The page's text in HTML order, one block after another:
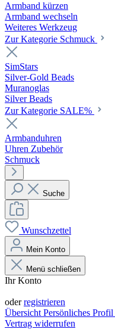
Armband kürzen
Armband wechseln
Weiteres Werkzeug
Zur Kategorie Schmuck
SimStars
Silver-Gold Beads
Muranoglas
Silver Beads
Zur Kategorie SALE%
Armbanduhren
Uhren Zubehör
Schmuck
Suche
Wunschzettel
Mein Konto
Menü schließen
Ihr Konto
oderregistrieren
Übersicht Persönliches Profil
Vertrag widerrufen